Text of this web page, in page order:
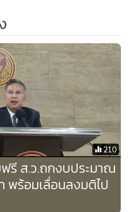
ประชุม แต่ทั้งนี้ก็ขึ้นอยู่กับดุลพินิจ
รณาตามความเหมาะสมด้วย ส่วน
ากว่ามีเนื้อหาสาระการอภิปรายที่
าพรวมของประเทศเป็นจำนวน
ภิปรายและลงมติออกไปในวันพรุ่งนี้
210
รี ส.ว.ถกงบประมาณ
พร้อมเลื่อนลงมติไป